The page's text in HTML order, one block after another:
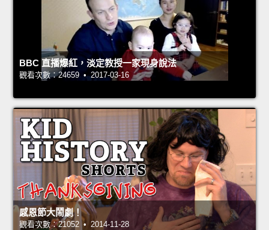
BBC 直播爆紅，淡定教授一家現身說法
觀看次數：24659 • 2017-03-16
感恩節大鬧劇！
觀看次數：21052 • 2014-11-28